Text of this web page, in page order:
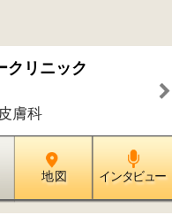
インタビュー